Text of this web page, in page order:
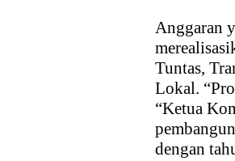
Anggaran
Tuntas,
Lokal.
“Ketua
dengan